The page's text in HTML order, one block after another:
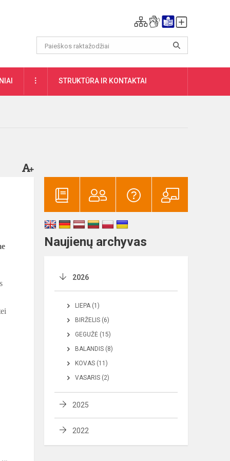
DAUGIAUSTRUKTŪRA IR KONTAKTAI
Naujienų archyvas
2026
LIEPA (1)
BIRŽELIS (6)
GEGUŽĖ (15)
BALANDIS (8)
KOVAS (11)
VASARIS (2)
2025
2022